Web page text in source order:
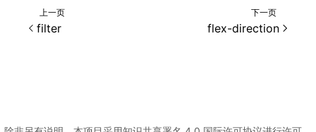
上一页
filter
下一页
flex-direction